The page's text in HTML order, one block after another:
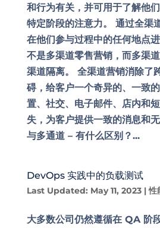
和行为有关，并可用于了解他
特定阶段的注意力。 通过全渠
在他们参与过程中的任何地点
不是多渠道零售营销，而多渠
渠道隔离。 全渠道营销消除了
碍，给客户一个奇异的、一致
置、社交、电子邮件、店内和
失，为客户提供一致的消息和
与多通道 – 有什么区别？...
DevOps 实践中的负载测试
Last Updated: May 11, 2023|性
大多数公司仍然遵循在 QA 阶